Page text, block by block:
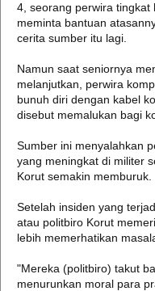
4, seorang perwira tingkat
meminta bantuan
cerita sumber itu lagi.
Namun saat seniornya
melanjutkan, perwira
bunuh diri dengan kabel
disebut memalukan bagi
Sumber ini menyalahkan
yang meningkat di militer
Korut semakin memburuk.
Setelah insiden yang
atau politbiro Korut
lebih memerhatikan
"Mereka (politbiro) takut
menurunkan moral para